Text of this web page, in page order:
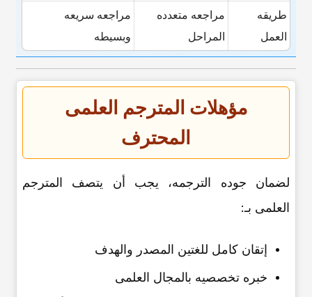
طریقه
العمل
مراجعه متعدده
المراحل
مراجعه سریعه
وبسیطه
مؤهلات المترجم العلمی
المحترف
لضمان جوده الترجمه، یجب أن یتصف المترجم
العلمی بـ:
إتقان کامل للغتین المصدر والهدف
خبره تخصصیه بالمجال العلمی